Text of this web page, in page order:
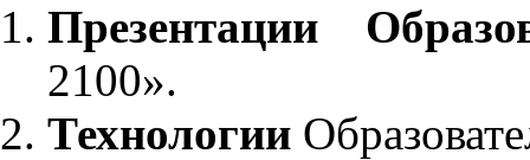
Презентации
2100».
Технологии